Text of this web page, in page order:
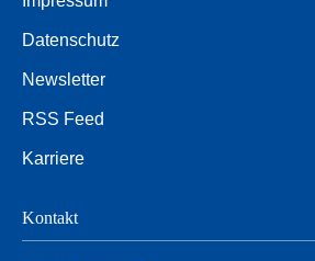
Datenschutz
Newsletter
RSS Feed
Karriere
Kontakt